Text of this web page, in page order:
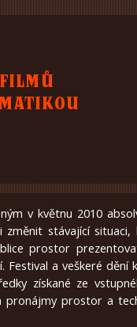
v květnu 2010
stávající situaci,
prostor
a veškeré dění
získané ze
pronájmy prostor a